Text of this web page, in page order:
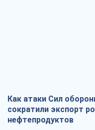
Как атаки Сил
сократили экспорт
нефтепродуктов